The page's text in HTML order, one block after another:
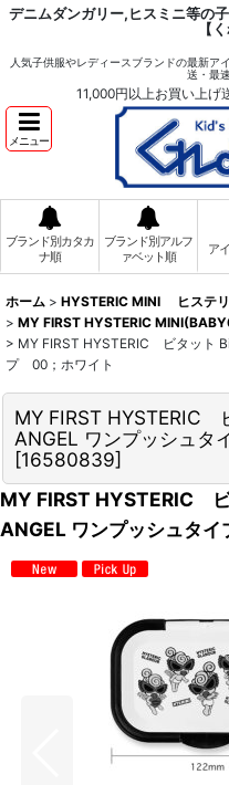
デニムダンガリー,ヒスミニ等の
【
人気子供服やレディースブランドの最新ア
送・最
11,000円以上お買い上げ
メニュー
ブランド別カタカ
ナ順
ブランド別アルフ
ァベット順
ア
ホーム > HYSTERIC MINI ヒステ
> MY FIRST HYSTERIC
> MY FIRST HYSTERIC ビタット
プ 00；ホワイト
MY FIRST HYSTERIC
ANGEL ワンプッシュ
[16580839]
MY FIRST HYSTERIC
ANGEL ワンプッシュタ